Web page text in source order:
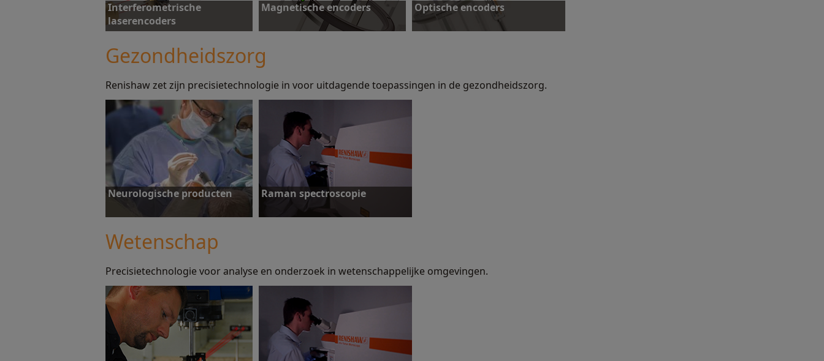
Interferometrische
laserencoders
Ontdek meer
Magnetische encoders
Ontdek meer
Optische encoders
Ontdek meer
Gezondheidszorg
Renishaw zet zijn precisietechnologie in voor uitdagende toepassingen in de gezondheidszorg.
Neurologische producten
Ontdek meer
Raman spectroscopie
Ontdek meer
Wetenschap
Precisietechnologie voor analyse en onderzoek in wetenschappelijke omgevingen.